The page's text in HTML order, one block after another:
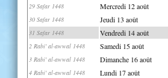
29 Safar 1448 Mercredi 12 août
30 Safar 1448 Jeudi 13 août
31 Safar 1448 Vendredi 14 août
2 Rabi' al-awwal 1448 Samedi 15 août
3 Rabi' al-awwal 1448 Dimanche 16 août
4 Rabi' al-awwal 1448 Lundi 17 août